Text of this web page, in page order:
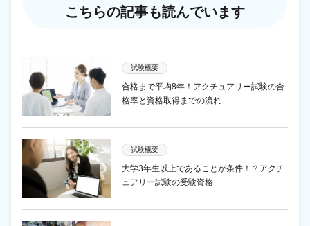
こちらの記事も読んでいます
試験概要
合格まで平均8年！アクチュアリー試験の合
格率と資格取得までの流れ
試験概要
大学3年生以上であることが条件！？アクチ
ュアリー試験の受験資格